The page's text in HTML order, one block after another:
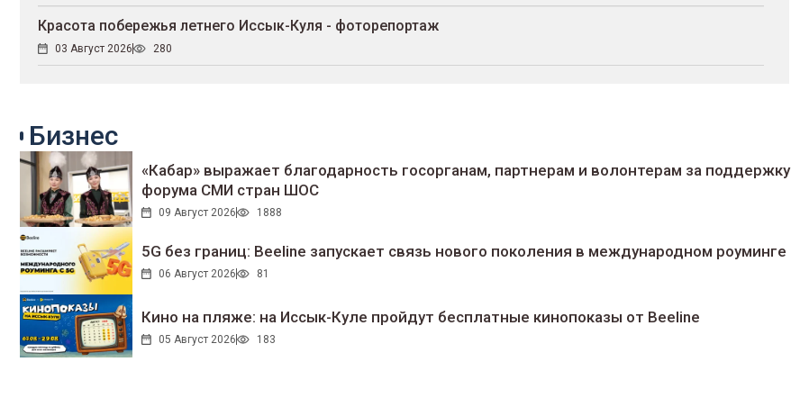
Красота побережья летнего Иссык-Куля - фоторепортаж
03 Август 2026 280
Бизнес
«Кабар» выражает благодарность госорганам, партнерам и волонтерам за поддержку
форума СМИ стран ШОС
09 Август 2026 1888
5G без границ: Beeline запускает связь нового поколения в международном роуминге
06 Август 2026 81
Кино на пляже: на Иссык-Куле пройдут беcплатные кинопоказы от Beeline
05 Август 2026 183